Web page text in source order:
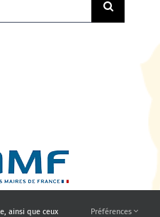
ainsi que ceux Préférences